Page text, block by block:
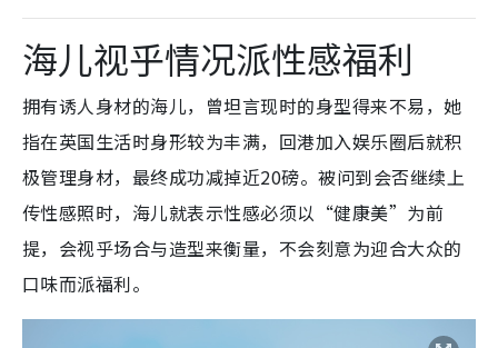
海儿视乎情况派性感福利
拥有诱人身材的海儿，曾坦言现时的身型得来不易，她
指在英国生活时身形较为丰满，回港加入娱乐圈后就积
极管理身材，最终成功减掉近20磅。被问到会否继续上
传性感照时，海儿就表示性感必须以“健康美”为前
提，会视乎场合与造型来衡量，不会刻意为迎合大众的
口味而派福利。